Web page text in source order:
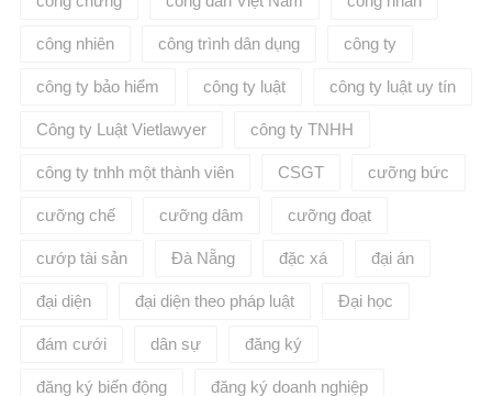
công nhiên công trình dân dụng công ty
công ty bảo hiểm công ty luật công ty luật uy tín
Công ty Luật Vietlawyer công ty TNHH
công ty tnhh một thành viên CSGT cưỡng bức
cưỡng chế cưỡng dâm cưỡng đoạt
cướp tài sản Đà Nẵng đặc xá đại án
đại diện đại diện theo pháp luật Đại học
đám cưới dân sự đăng ký
đăng ký biến động đăng ký doanh nghiệp